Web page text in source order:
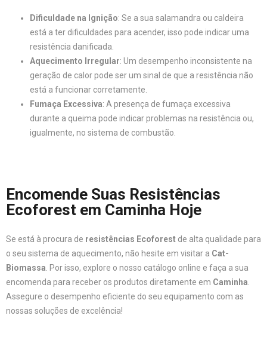
Dificuldade na Ignição: Se a sua salamandra ou caldeira
está a ter dificuldades para acender, isso pode indicar uma
resistência danificada.
Aquecimento Irregular: Um desempenho inconsistente na
geração de calor pode ser um sinal de que a resistência não
está a funcionar corretamente.
Fumaça Excessiva: A presença de fumaça excessiva
durante a queima pode indicar problemas na resistência ou,
igualmente, no sistema de combustão.
Encomende Suas Resistências
Ecoforest em Caminha Hoje
Se está à procura de resistências Ecoforest de alta qualidade para
o seu sistema de aquecimento, não hesite em visitar a Cat-
Biomassa . Por isso, explore o nosso catálogo online e faça a sua
encomenda para receber os produtos diretamente em Caminha
Assegure o desempenho eficiente do seu equipamento com as
nossas soluções de excelência!